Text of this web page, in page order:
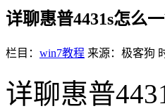
详聊惠普4431s怎么
栏目： win7教程 来源：极客狗
详聊惠普